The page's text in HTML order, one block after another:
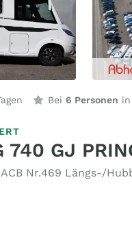
Bei 6 Personen
740 GJ
Nr.469 Längs-/